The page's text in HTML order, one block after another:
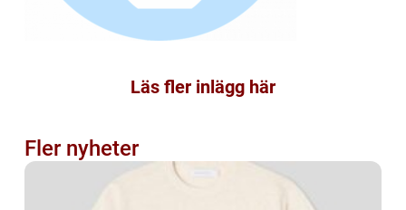
Läs fler inlägg här
Fler nyheter